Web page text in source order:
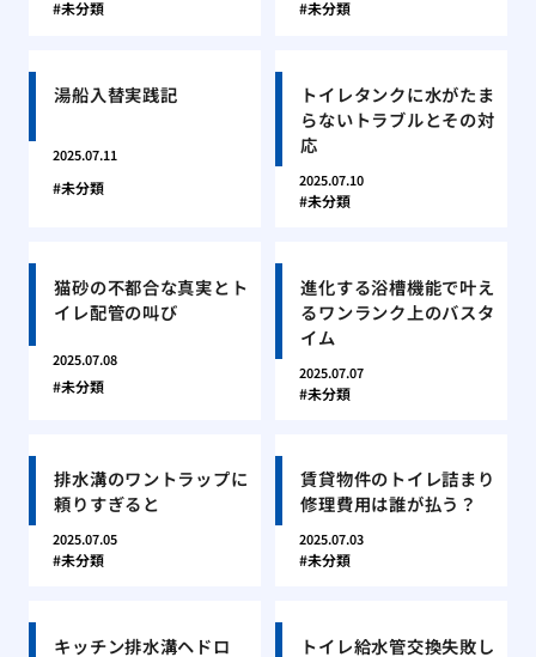
未分類 未分類
湯船入替実践記
2025.07.11
未分類
トイレタンクに水がたま
らないトラブルとその対
応
2025.07.10
未分類
猫砂の不都合な真実とト
イレ配管の叫び
2025.07.08
未分類
進化する浴槽機能で叶え
るワンランク上のバスタ
イム
2025.07.07
未分類
排水溝のワントラップに
頼りすぎると
2025.07.05
未分類
賃貸物件のトイレ詰まり
修理費用は誰が払う？
2025.07.03
未分類
キッチン排水溝ヘドロ
トイレ給水管交換失敗し